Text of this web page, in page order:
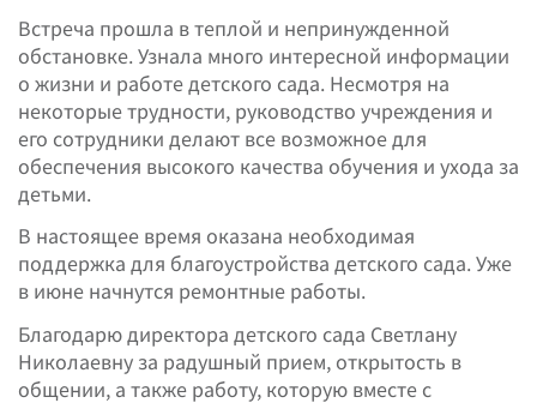
Встреча прошла в теплой и непринужденной
обстановке. Узнала много интересной информации
о жизни и работе детского сада. Несмотря на
некоторые трудности, руководство учреждения и
его сотрудники делают все возможное для
обеспечения высокого качества обучения и ухода за
детьми.
В настоящее время оказана необходимая
поддержка для благоустройства детского сада. Уже
в июне начнутся ремонтные работы.
Благодарю директора детского сада Светлану
Николаевну за радушный прием, открытость в
общении, а также работу, которую вместе с